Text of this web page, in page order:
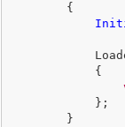
{
{
};
}